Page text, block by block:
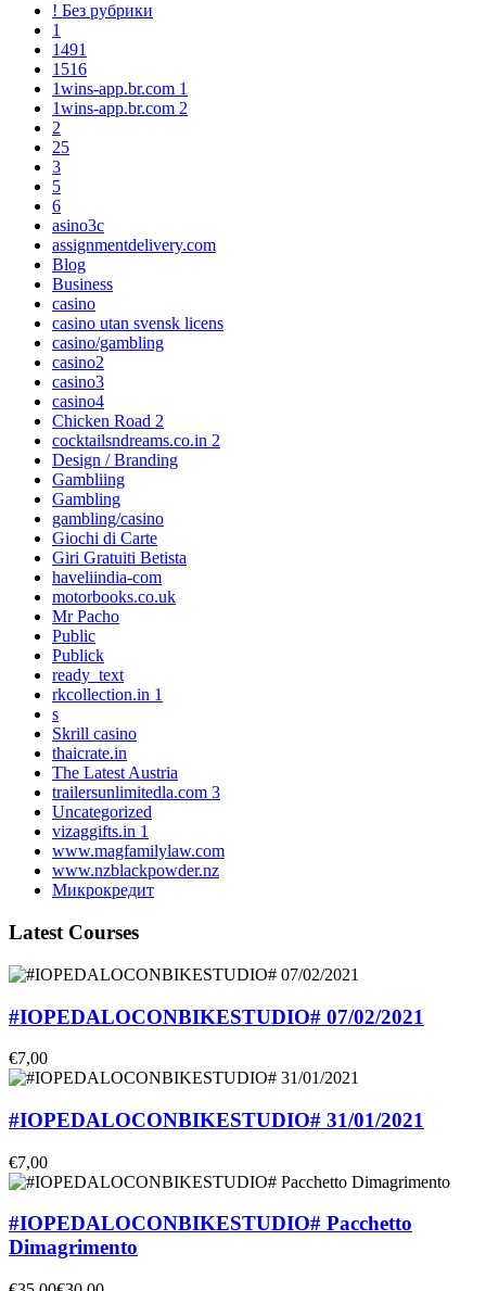
! Без рубрики
1
1491
1516
1wins-app.br.com 1
1wins-app.br.com 2
2
25
3
5
6
asino3c
assignmentdelivery.com
Blog
Business
casino
casino utan svensk licens
casino/gambling
casino2
casino3
casino4
Chicken Road 2
cocktailsndreams.co.in 2
Design / Branding
Gambliing
Gambling
gambling/casino
Giochi di Carte
Giri Gratuiti Betista
haveliindia-com
motorbooks.co.uk
Mr Pacho
Public
Publick
ready_text
rkcollection.in 1
s
Skrill casino
thaicrate.in
The Latest Austria
trailersunlimitedla.com 3
Uncategorized
vizaggifts.in 1
www.magfamilylaw.com
www.nzblackpowder.nz
Микрокредит
Latest Courses
#IOPEDALOCONBIKESTUDIO# 07/02/2021
€7,00
#IOPEDALOCONBIKESTUDIO# 31/01/2021
€7,00
#IOPEDALOCONBIKESTUDIO# Pacchetto
Dimagrimento